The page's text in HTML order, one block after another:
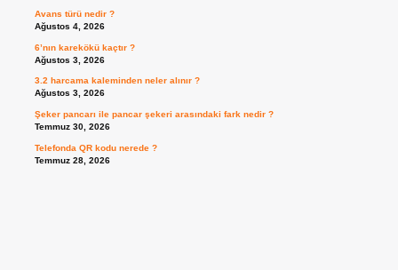
Avans türü nedir ?
Ağustos 4, 2026
6’nın karekökü kaçtır ?
Ağustos 3, 2026
3.2 harcama kaleminden neler alınır ?
Ağustos 3, 2026
Şeker pancarı ile pancar şekeri arasındaki fark nedir ?
Temmuz 30, 2026
Telefonda QR kodu nerede ?
Temmuz 28, 2026